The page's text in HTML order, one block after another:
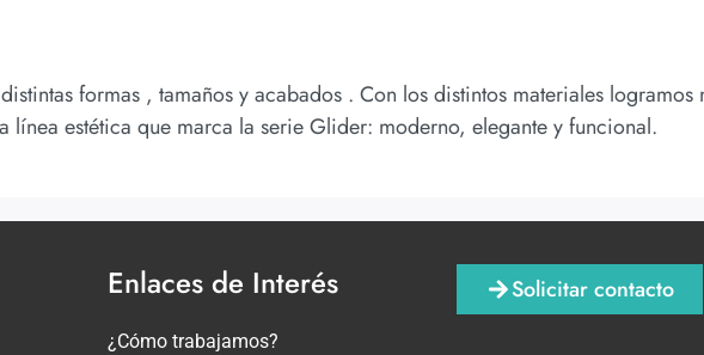
formas , tamaños y acabados . Con los distintos materiales logramos
estética que marca la serie Glider: moderno, elegante y funcional.
Enlaces de Interés
¿Cómo trabajamos?
Solicitar contacto